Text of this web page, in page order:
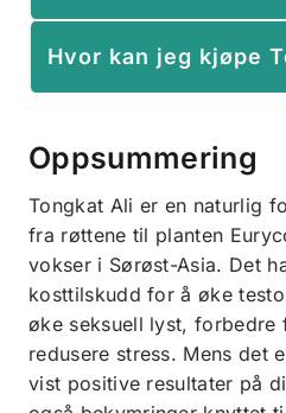
Hvor kan jeg kjøpe
Oppsummering
Tongkat Ali er en naturlig
fra røttene til planten
vokser i Sørøst-Asia. Det
kosttilskudd for å øke
øke seksuell lyst, forbedre
redusere stress. Mens det
vist positive resultater på